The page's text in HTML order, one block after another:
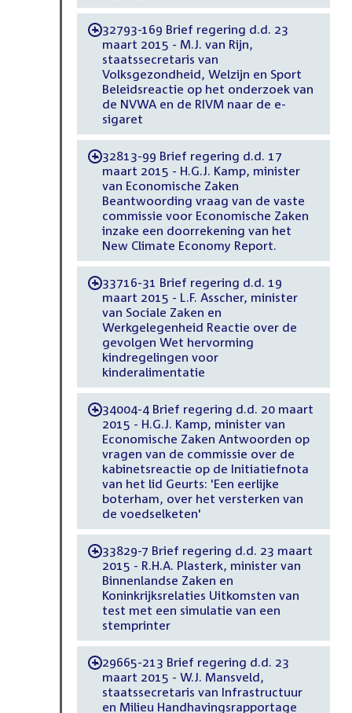
-32793-169 Brief regering d.d. 23
maart 2015 - M.J. van Rijn,
staatssecretaris van
Volksgezondheid, Welzijn en Sport
Beleidsreactie op het onderzoek van
de NVWA en de RIVM naar de e-
sigaret
-32813-99 Brief regering d.d. 17
maart 2015 - H.G.J. Kamp, minister
van Economische Zaken
Beantwoording vraag van de vaste
commissie voor Economische Zaken
inzake een doorrekening van het
New Climate Economy Report.
-33716-31 Brief regering d.d. 19
maart 2015 - L.F. Asscher, minister
van Sociale Zaken en
Werkgelegenheid Reactie over de
gevolgen Wet hervorming
kindregelingen voor
kinderalimentatie
-34004-4 Brief regering d.d. 20 maart
2015 - H.G.J. Kamp, minister van
Economische Zaken Antwoorden op
vragen van de commissie over de
kabinetsreactie op de Initiatiefnota
van het lid Geurts: 'Een eerlijke
boterham, over het versterken van
de voedselketen'
-33829-7 Brief regering d.d. 23 maart
2015 - R.H.A. Plasterk, minister van
Binnenlandse Zaken en
Koninkrijksrelaties Uitkomsten van
test met een simulatie van een
stemprinter
-29665-213 Brief regering d.d. 23
maart 2015 - W.J. Mansveld,
staatssecretaris van Infrastructuur
en Milieu Handhavingsrapportage